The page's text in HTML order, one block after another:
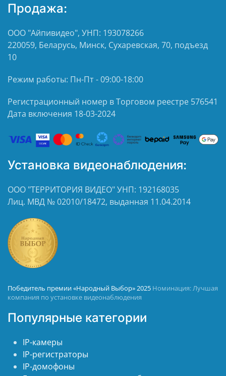
Продажа:
ООО "Айпивидео", УНП: 193078266
220059, Беларусь, Минск, Сухаревская, 70, подъезд
10
Режим работы: Пн-Пт - 09:00-18:00
Регистрационный номер в Торговом реестре 576541
Дата включения 18-03-2024
Установка видеонаблюдения:
ООО "ТЕРРИТОРИЯ ВИДЕО" УНП: 192168035
Лиц. МВД № 02010/18472, выданная 11.04.2014
Победитель премии «Народный Выбор» 2025 Номинация: Лучшая
компания по установке видеонаблюдения
Популярные категории
IP-камеры
IP-регистраторы
IP-домофоны